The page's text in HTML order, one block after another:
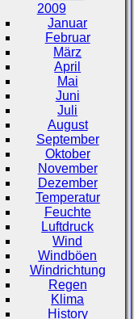
2009
Januar
Februar
März
April
Mai
Juni
Juli
August
September
Oktober
November
Dezember
Temperatur
Feuchte
Luftdruck
Wind
Windböen
Windrichtung
Regen
Klima
History